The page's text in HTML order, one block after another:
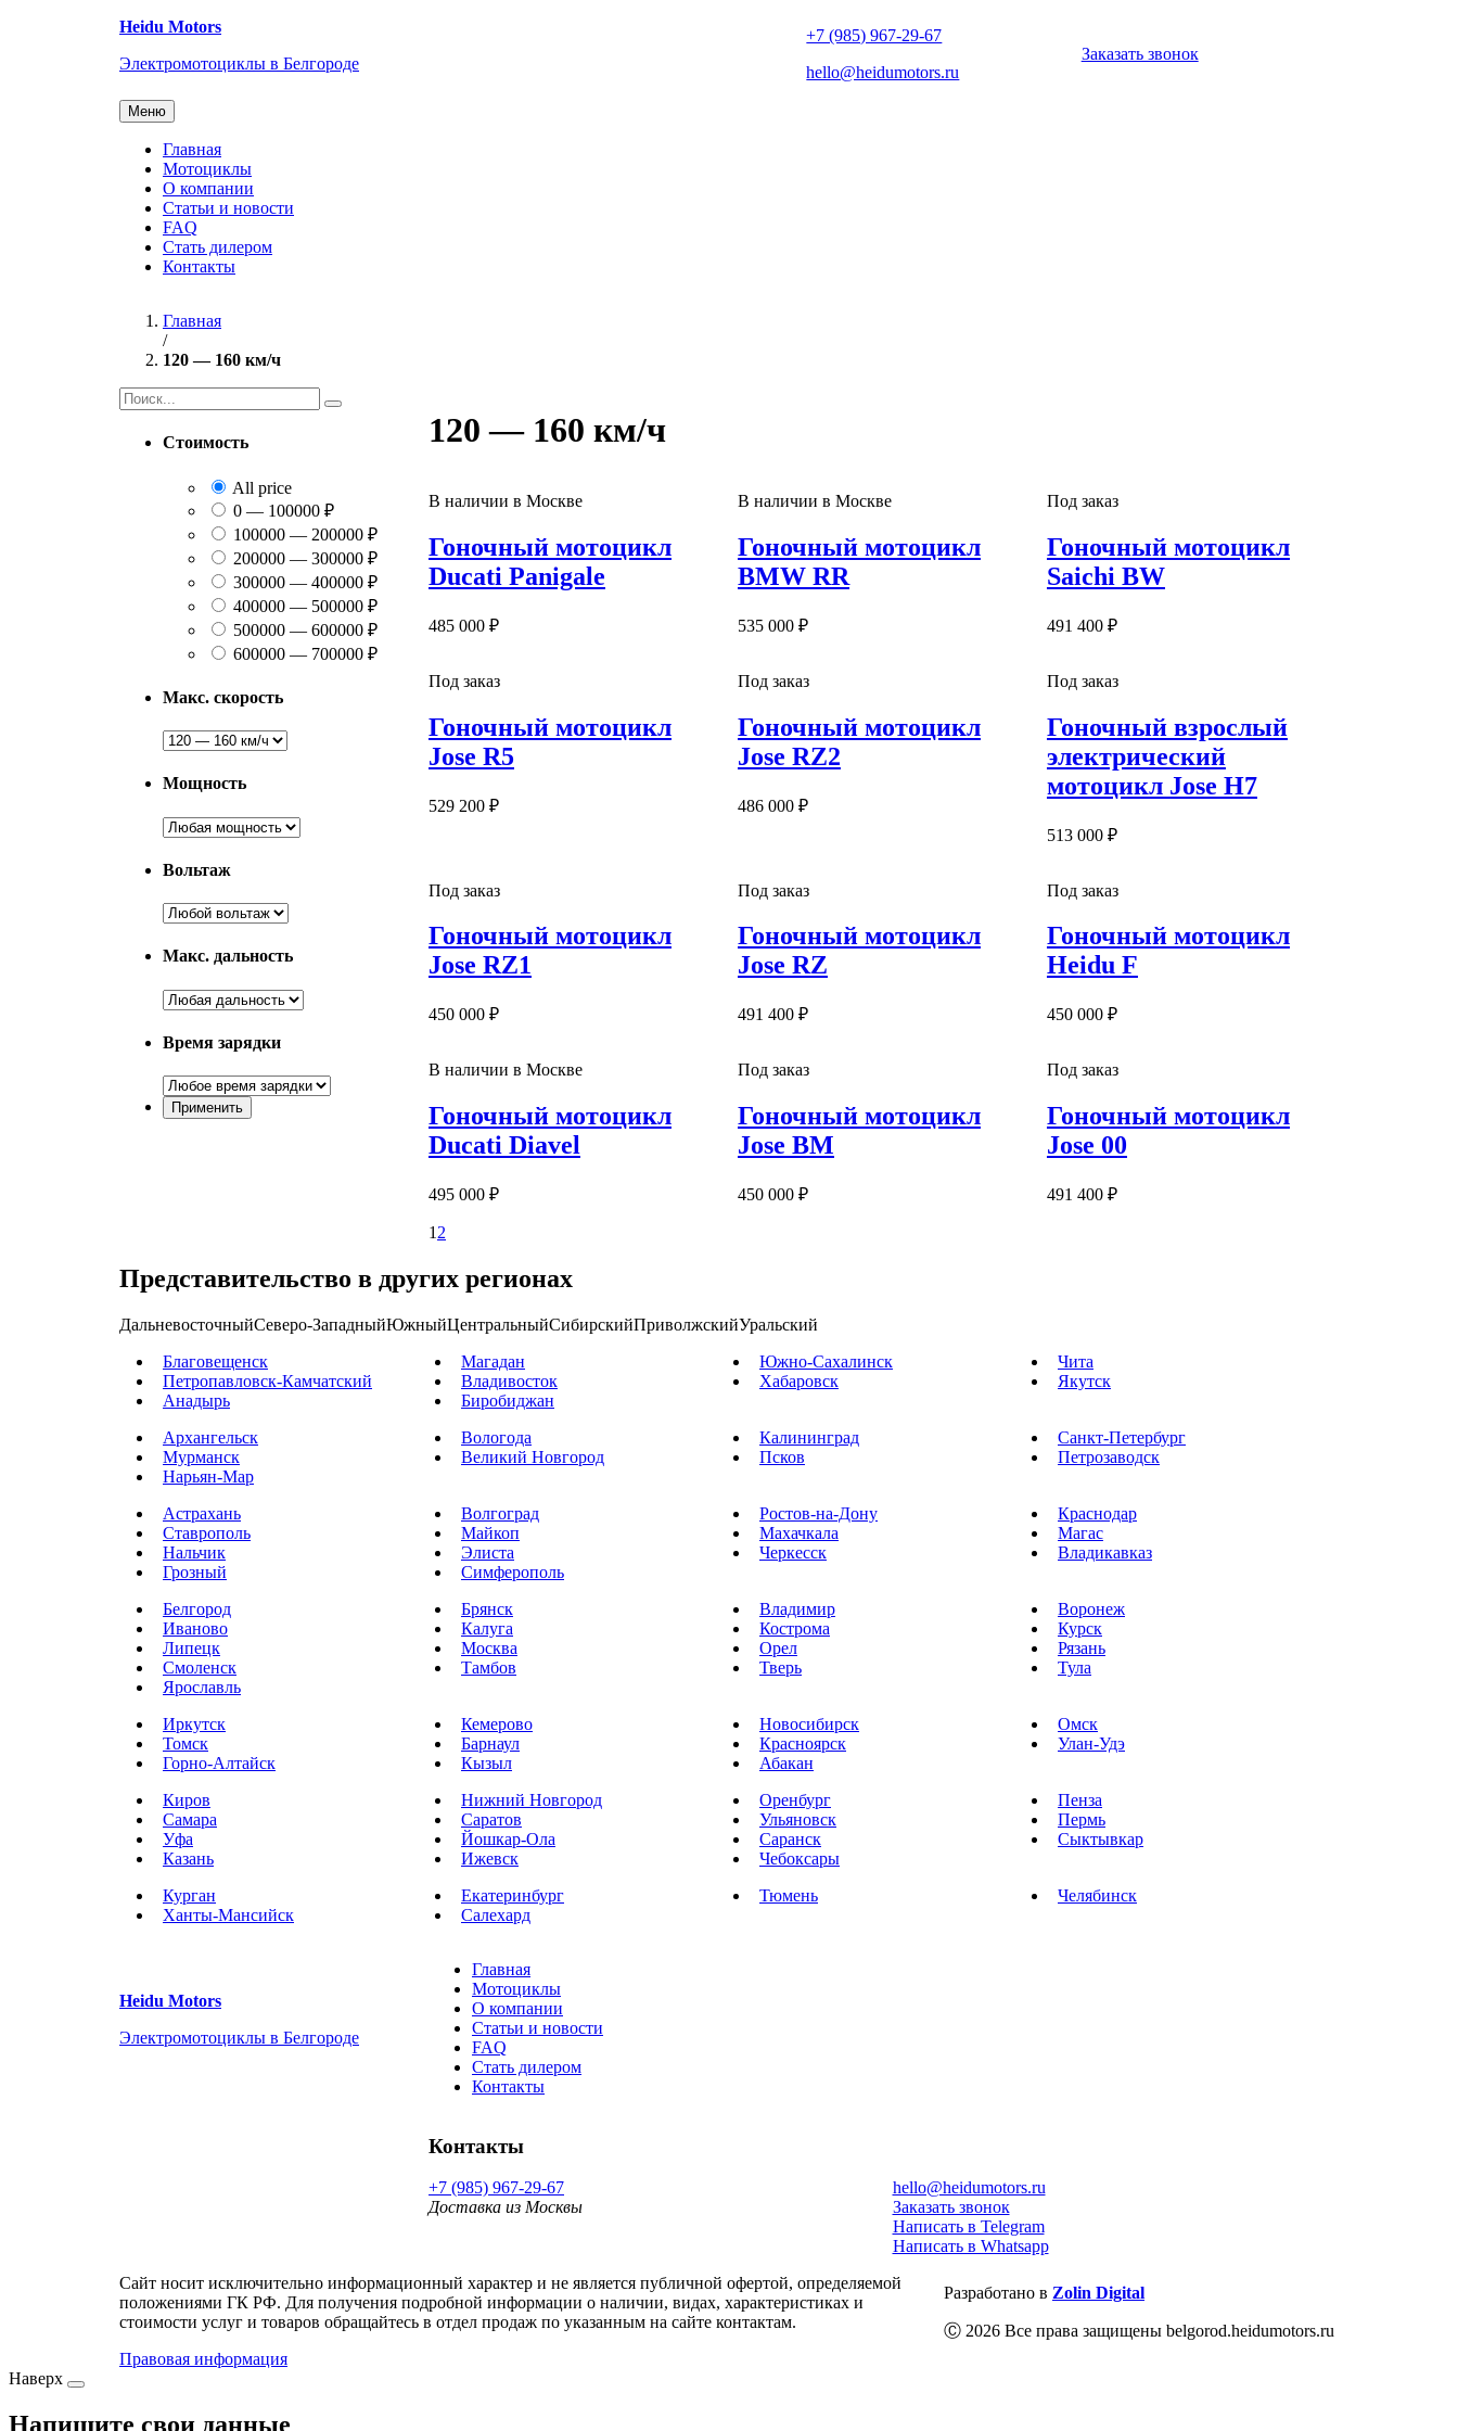
Heidu Motors
Электромотоциклы в Белгороде
+7 (985) 967-29-67
hello@heidumotors.ru
Заказать звонок
Меню
Главная
Мотоциклы
О компании
Статьи и новости
FAQ
Стать дилером
Контакты
Главная
/
120 — 160 км/ч
Найти:
Стоимость
All price
0 — 100000 ₽
100000 — 200000 ₽
200000 — 300000 ₽
300000 — 400000 ₽
400000 — 500000 ₽
500000 — 600000 ₽
600000 — 700000 ₽
Макс. скорость
Мощность
Вольтаж
Макс. дальность
Время зарядки
120 — 160 км/ч
В наличии в Москве
Гоночный мотоцикл
Ducati Panigale
485 000 ₽
В наличии в Москве
Гоночный мотоцикл
BMW RR
535 000 ₽
Под заказ
Гоночный мотоцикл
Saichi BW
491 400 ₽
Под заказ
Гоночный мотоцикл
Jose R5
529 200 ₽
Под заказ
Гоночный мотоцикл
Jose RZ2
486 000 ₽
Под заказ
Гоночный взрослый
электрический
мотоцикл Jose H7
513 000 ₽
Под заказ
Гоночный мотоцикл
Jose RZ1
450 000 ₽
Под заказ
Гоночный мотоцикл
Jose RZ
491 400 ₽
Под заказ
Гоночный мотоцикл
Heidu F
450 000 ₽
В наличии в Москве
Гоночный мотоцикл
Ducati Diavel
495 000 ₽
Под заказ
Гоночный мотоцикл
Jose BM
450 000 ₽
Под заказ
Гоночный мотоцикл
Jose 00
491 400 ₽
1 2
Представительство в других регионах
ДальневосточныйСеверо-ЗападныйЮжныйЦентральныйСибирскийПриволжскийУральский
Благовещенск
Магадан Южно-Сахалинск
Чита
Петропавловск-Камчатский
Владивосток Хабаровск
Якутск
Анадырь
Биробиджан
Архангельск
Вологода Калининград
Санкт-Петербург
Мурманск
Великий Новгород Псков
Петрозаводск
Нарьян-Мар
Астрахань
Волгоград Ростов-на-Дону
Краснодар
Ставрополь
Майкоп Махачкала
Магас
Нальчик
Элиста Черкесск
Владикавказ
Грозный
Симферополь
Белгород
Брянск Владимир
Воронеж
Иваново
Калуга Кострома
Курск
Липецк
Москва Орел
Рязань
Смоленск
Тамбов Тверь
Тула
Ярославль
Иркутск
Кемерово Новосибирск
Омск
Томск
Барнаул Красноярск
Улан-Удэ
Горно-Алтайск
Кызыл
Абакан
Киров
Нижний Новгород Оренбург
Пенза
Самара
Саратов Ульяновск
Пермь
Уфа
Йошкар-Ола Саранск
Сыктывкар
Казань
Ижевск
Чебоксары
Курган
Екатеринбург Тюмень
Челябинск
Ханты-Мансийск
Салехард
Heidu Motors
Электромотоциклы в Белгороде
Главная
Мотоциклы
О компании
Статьи и новости
FAQ
Стать дилером
Контакты
Контакты
+7 (985) 967-29-67
Доставка из Москвы
hello@heidumotors.ru
Заказать звонок
Написать в Telegram
Написать в Whatsapp
Сайт носит исключительно информационный характер и не является публичной офертой, определяемой
положениями ГК РФ. Для получения подробной информации о наличии, видах, характеристиках и
стоимости услуг и товаров обращайтесь в отдел продаж по указанным на сайте контактам.
Правовая информация
Разработано в Zolin Digital
Ⓒ 2026 Все права защищены belgorod.heidumotors.ru
Наверх
Напишите свои данные